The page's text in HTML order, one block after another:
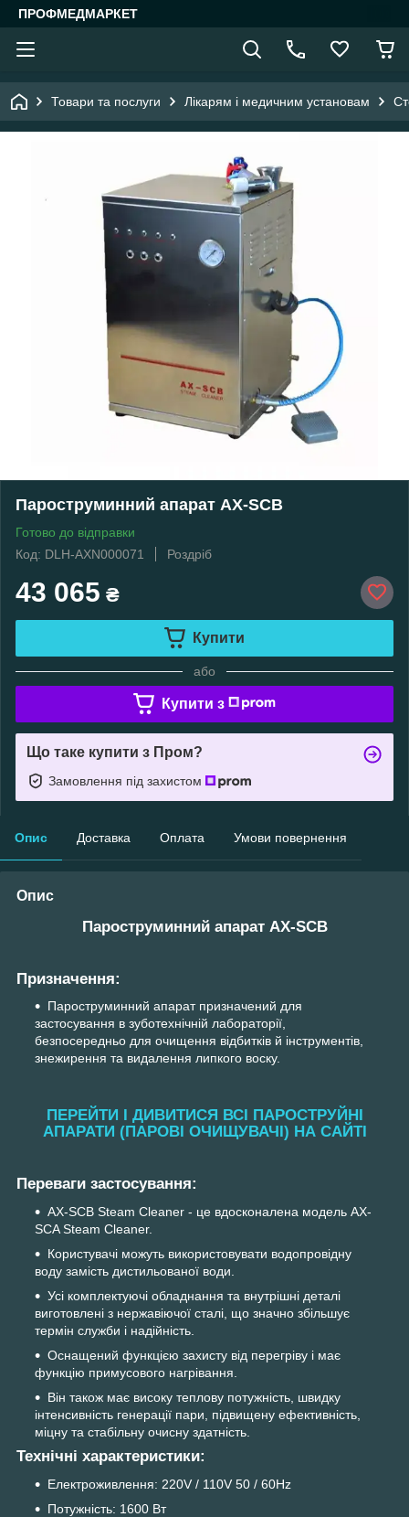
ПРОФМЕДМАРКЕТ
Товари та послуги Лікарям і медичним установам
Пароструминний апарат AX-SCB
Готово до відправки
Код: DLH-AXN000071
Роздріб
43 065 ₴
Купити
або
Купити з
Що таке купити з Пром?
Замовлення під захистом
Опис Доставка Оплата Умови повернення
Опис
Пароструминний апарат AX-SCB
Призначення:
Пароструминний апарат призначений для
застосування в зуботехнічній лабораторії,
безпосередньо для очищення відбитків й інструментів,
знежирення та видалення липкого воску.
ПЕРЕЙТИ І ДИВИТИСЯ ВСІ ПАРОСТРУЙНІ
АПАРАТИ (ПАРОВІ ОЧИЩУВАЧІ) НА САЙТІ
Переваги застосування:
AX-SCB Steam Cleaner - це вдосконалена модель AX-
SCA Steam Cleaner.
Користувачі можуть використовувати водопровідну
воду замість дистильованої води.
Усі комплектуючі обладнання та внутрішні деталі
виготовлені з нержавіючої сталі, що значно збільшує
термін служби і надійність.
Оснащений функцією захисту від перегріву і має
функцію примусового нагрівання.
Він також має високу теплову потужність, швидку
інтенсивність генерації пари, підвищену ефективність,
міцну та стабільну очисну здатність.
Технічні характеристики:
Електроживлення: 220V / 110V 50 / 60Hz
Потужність: 1600 Вт